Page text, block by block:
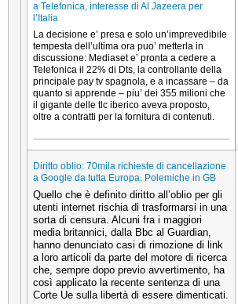
a Telefonica, interesse di Al Jazeera per
l’Italia
La decisione e’ presa e solo un’imprevedibile
tempesta dell’ultima ora puo’ metterla in
discussione: Mediaset e’ pronta a cedere a
Telefonica il 22% di Dts, la controllante della
principale pay tv spagnola, e a incassare – da
quanto si apprende – piu’ dei 355 milioni che
il gigante delle tlc iberico aveva proposto,
oltre a contratti per la fornitura di contenuti.
Diritto oblio: 70mila richieste di cancellazione
a Google da tutta Europa. Polemiche in GB
Quello che è definito diritto all’oblio per gli
utenti internet rischia di trasformarsi in una
sorta di censura. Alcuni fra i maggiori
media britannici, dalla Bbc al Guardian,
hanno denunciato casi di rimozione di link
a loro articoli da parte del motore di ricerca
che, sempre dopo previo avvertimento, ha
così applicato la recente sentenza di una
Corte Ue sulla libertà di essere dimenticati.